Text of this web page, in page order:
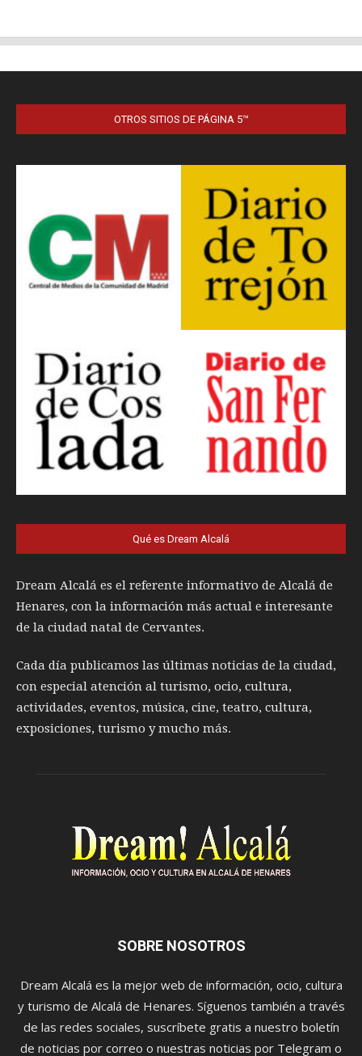
OTROS SITIOS DE PÁGINA 5™
Qué es Dream Alcalá
Dream Alcalá es el referente informativo de Alcalá de
Henares, con la información más actual e interesante
de la ciudad natal de Cervantes.
Cada día publicamos las últimas noticias de la ciudad,
con especial atención al turismo, ocio, cultura,
actividades, eventos, música, cine, teatro, cultura,
exposiciones, turismo y mucho más.
SOBRE NOSOTROS
Dream Alcalá es la mejor web de información, ocio, cultura
y turismo de Alcalá de Henares. Síguenos también a través
de las redes sociales, suscríbete gratis a nuestro boletín
de noticias por correo o nuestras noticias por Telegram o